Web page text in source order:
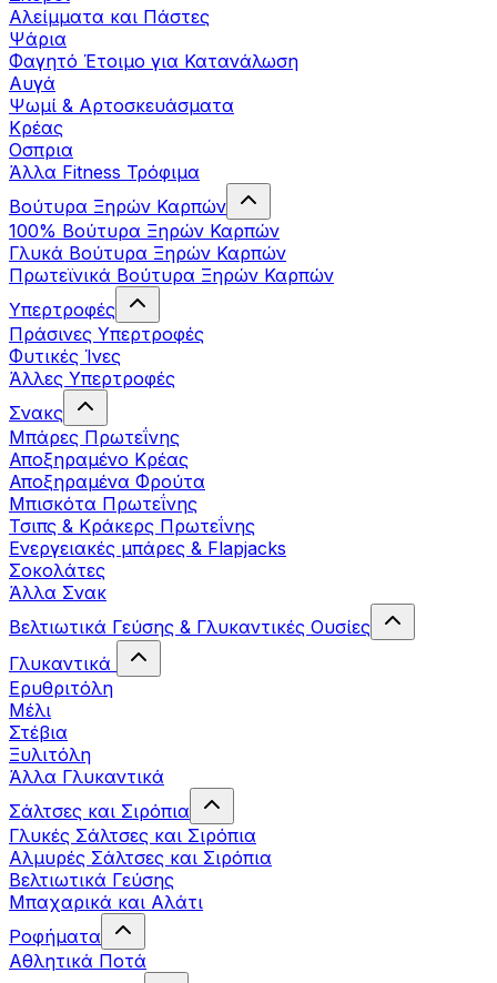
Αλείμματα και Πάστες
Ψάρια
Φαγητό Έτοιμο για Κατανάλωση
Αυγά
Ψωμί & Αρτοσκευάσματα
Κρέας
Οσπρια
Άλλα Fitness Τρόφιμα
Βούτυρα Ξηρών Καρπών
100% Βούτυρα Ξηρών Καρπών
Γλυκά Βούτυρα Ξηρών Καρπών
Πρωτεϊνικά Βούτυρα Ξηρών Καρπών
Υπερτροφές
Πράσινες Υπερτροφές
Φυτικές Ίνες
Άλλες Υπερτροφές
Σνακς
Μπάρες Πρωτεΐνης
Αποξηραμένο Κρέας
Αποξηραμένα Φρούτα
Μπισκότα Πρωτεΐνης
Τσιπς & Kράκερς Πρωτεΐνης
Ενεργειακές μπάρες & Flapjacks
Σοκολάτες
Άλλα Σνακ
Βελτιωτικά Γεύσης & Γλυκαντικές Ουσίες
Γλυκαντικά
Ερυθριτόλη
Μέλι
Στέβια
Ξυλιτόλη
Άλλα Γλυκαντικά
Σάλτσες και Σιρόπια
Γλυκές Σάλτσες και Σιρόπια
Αλμυρές Σάλτσες και Σιρόπια
Bελτιωτικά Γεύσης
Μπαχαρικά και Αλάτι
Ροφήματα
Αθλητικά Ποτά